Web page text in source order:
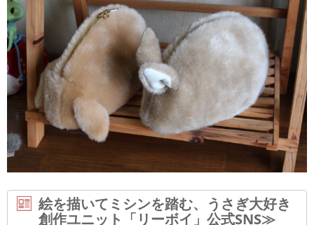
絵を描いてミシンを踏む、うさぎ大好き
創作ユニット「リーボイ」公式SNS≫